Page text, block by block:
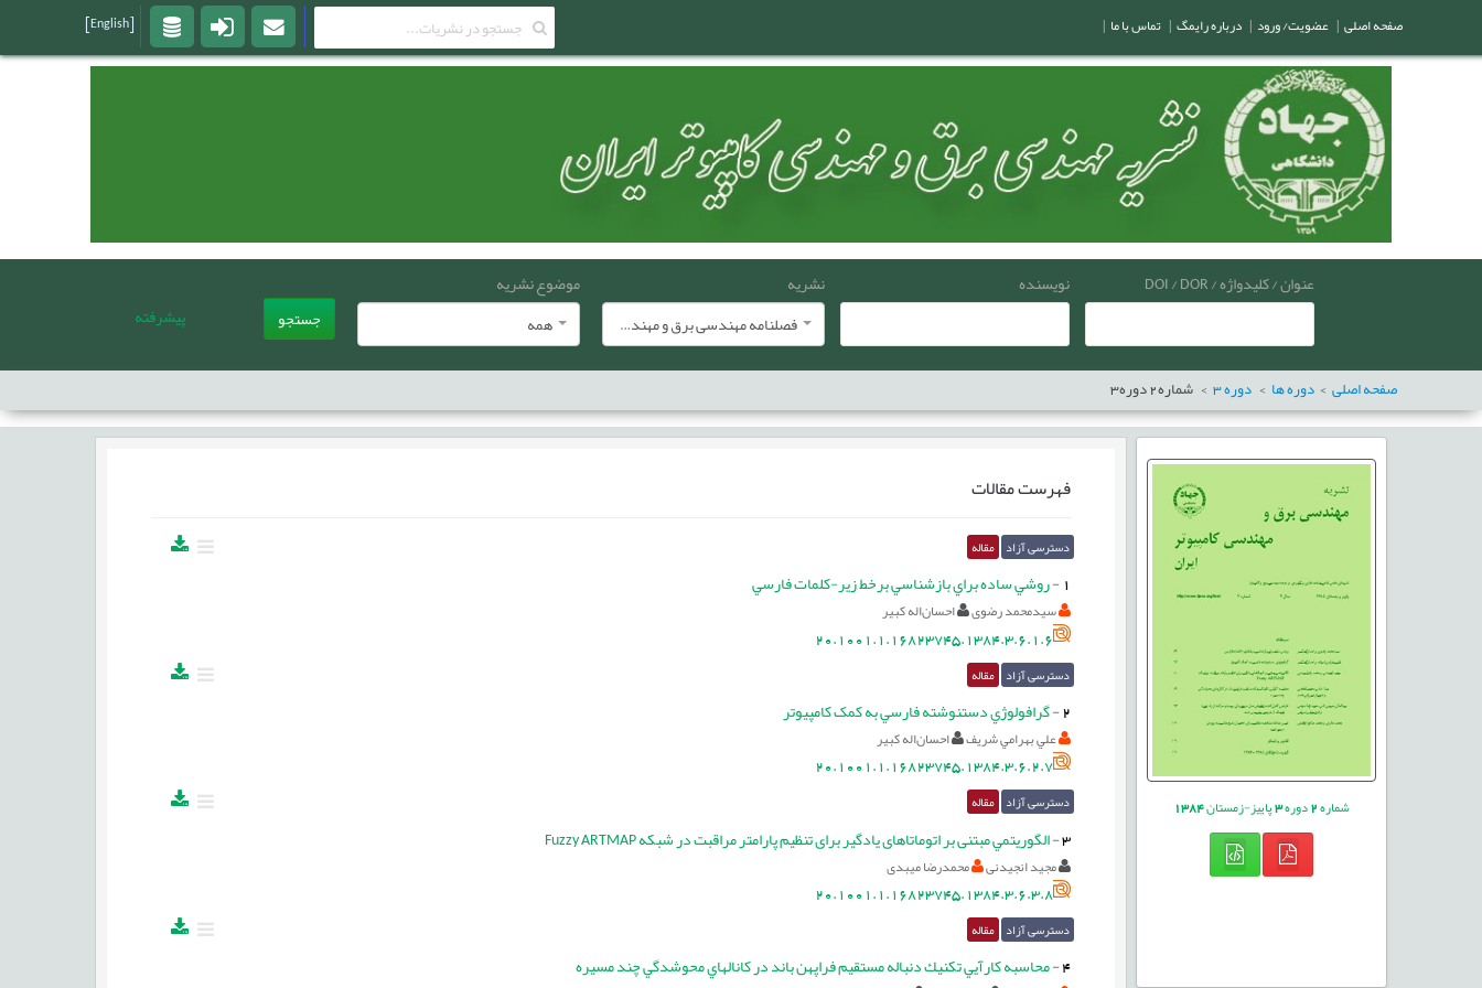
عنوان / کلیدواژه / DOI / DOR نویسنده
نشریه
فصلنامه مهندسی برق و مهندسی کامپيوتر ايران
موضوع نشریه
همه
جستجو پیشرفته
صفحه اصلی دوره ها دوره شماره2دوره3
شماره2دوره3پاییز-زمستان1384
فهرست مقالات
دسترسی آزاد مقاله
1
-روشي ساده براي بازشناسي برخط زير-كلمات فارسي
سیدمحمد رضوی احسان‌اله کبیر
20.1001.1.16823745.1384.3.6.1.6
دسترسی آزاد مقاله
2
-گرافولوژي دست‎نوشته فارسي به کمک کامپيوتر
علي بهرامي شريف احسان‌اله کبیر
20.1001.1.16823745.1384.3.6.2.7
دسترسی آزاد مقاله
3
-الگوريتمي مبتنی بر اتوماتاهای يادگير برای تنظيم پارامتر مراقبت در شبكه Fuzzy ARTMAP
مجید انجیدنی محمدرضا میبدی
20.1001.1.16823745.1384.3.6.3.8
دسترسی آزاد مقاله
4
-محاسبه كارآيي تكنيك دنباله مستقيم فراپهن باند در کانال‎هاي محوشدگي چند مسيره
صفحه اصلی | عضویت/ ورود | درباره رایمگ | تماس با ما |
[English]